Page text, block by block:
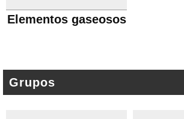
Elementos gaseosos
Grupos